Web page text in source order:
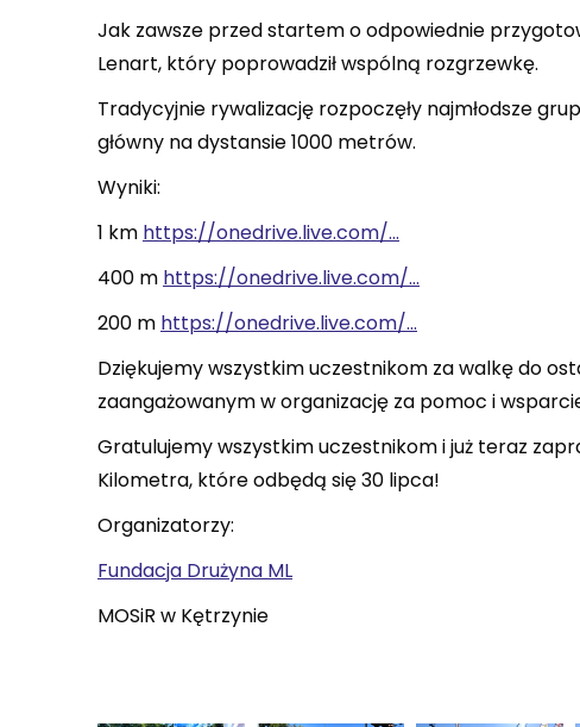
Jak zawsze przed startem o odpowiednie
Lenart, który poprowadził wspólną rozgrzewkę.
Tradycyjnie rywalizację rozpoczęły najmłodsze
główny na dystansie 1000 metrów.
Wyniki:
1 km https://onedrive.live.com/…
400 m https://onedrive.live.com/…
200 m https://onedrive.live.com/…
Dziękujemy wszystkim uczestnikom za walkę do
zaangażowanym w organizację za pomoc i
Gratulujemy wszystkim uczestnikom i już teraz
Kilometra, które odbędą się 30 lipca!
Organizatorzy:
Fundacja Drużyna ML
MOSiR w Kętrzynie